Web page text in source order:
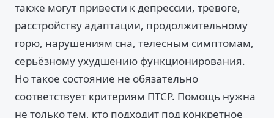
также могут привести к депрессии, тревоге,
расстройству адаптации, продолжительному
горю, нарушениям сна, телесным симптомам,
серьёзному ухудшению функционирования.
Но такое состояние не обязательно
соответствует критериям ПТСР. Помощь нужна
не только тем, кто подходит под конкретное